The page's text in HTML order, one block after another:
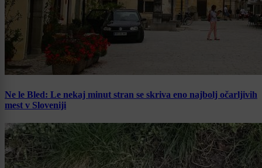
Ne le Bled: Le nekaj minut stran se skriva eno najbolj očarljivih
mest v Sloveniji